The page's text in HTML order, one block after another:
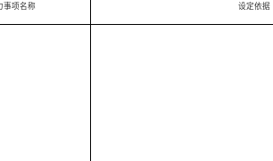
事项名称 设定依据